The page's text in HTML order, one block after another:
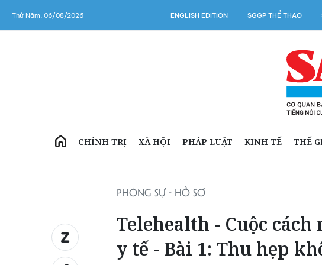
Thứ Năm, 06/08/2026 ENGLISH EDITION SGGP THỂ THAO
CHÍNH TRỊ XÃ HỘI PHÁP LUẬT KINH TẾ THẾ
PHÓNG SỰ - HỒ SƠ
Telehealth - Cuộc
y tế - Bài 1: Thu hẹp